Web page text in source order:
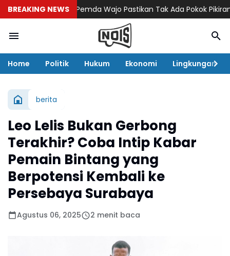
BREAKING NEWSPemda Wajo Pastikan Tak Ada Pokok Pikiran
Home Politik Hukum Ekonomi Lingkungan
berita
Leo Lelis Bukan Gerbong
Terakhir? Coba Intip Kabar
Pemain Bintang yang
Berpotensi Kembali ke
Persebaya Surabaya
Agustus 06, 2025 2 menit baca